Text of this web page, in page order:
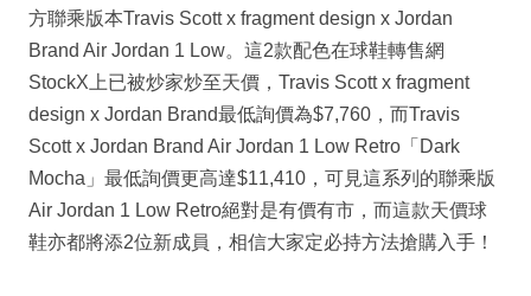
方聯乘版本Travis Scott x fragment design x Jordan
Brand Air Jordan 1 Low。這2款配色在球鞋轉售網
StockX上已被炒家炒至天價，Travis Scott x fragment
design x Jordan Brand最低詢價為$7,760，而Travis
Scott x Jordan Brand Air Jordan 1 Low Retro「Dark
Mocha」最低詢價更高達$11,410，可見這系列的聯乘版
Air Jordan 1 Low Retro絕對是有價有市，而這款天價球
鞋亦都將添2位新成員，相信大家定必持方法搶購入手！